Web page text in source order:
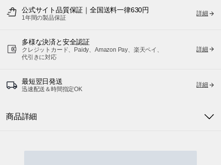
公式サイト品質保証｜全国送料一律630円
1年間の製品保証
詳細
多様な決済と安全認証
クレジットカード、Paidy、Amazon Pay、楽天ペイ、
代引きに対応
詳細
最短翌日発送
迅速配送＆時間指定OK
詳細
商品詳細